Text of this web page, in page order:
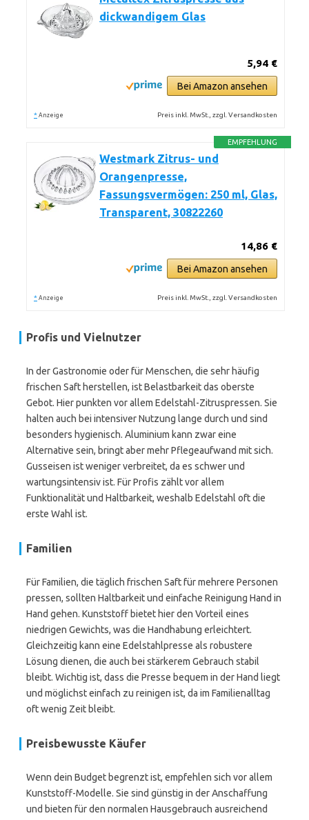
dickwandigem Glas
5,94 €
Bei Amazon ansehen
* Anzeige Preis inkl. MwSt., zzgl. Versandkosten
EMPFEHLUNG
Westmark Zitrus- und
Orangenpresse,
Fassungsvermögen: 250 ml, Glas,
Transparent, 30822260
14,86 €
Bei Amazon ansehen
* Anzeige Preis inkl. MwSt., zzgl. Versandkosten
Profis und Vielnutzer
In der Gastronomie oder für Menschen, die sehr häufig
frischen Saft herstellen, ist Belastbarkeit das oberste
Gebot. Hier punkten vor allem Edelstahl-Zitruspressen. Sie
halten auch bei intensiver Nutzung lange durch und sind
besonders hygienisch. Aluminium kann zwar eine
Alternative sein, bringt aber mehr Pflegeaufwand mit sich.
Gusseisen ist weniger verbreitet, da es schwer und
wartungsintensiv ist. Für Profis zählt vor allem
Funktionalität und Haltbarkeit, weshalb Edelstahl oft die
erste Wahl ist.
Familien
Für Familien, die täglich frischen Saft für mehrere Personen
pressen, sollten Haltbarkeit und einfache Reinigung Hand in
Hand gehen. Kunststoff bietet hier den Vorteil eines
niedrigen Gewichts, was die Handhabung erleichtert.
Gleichzeitig kann eine Edelstahlpresse als robustere
Lösung dienen, die auch bei stärkerem Gebrauch stabil
bleibt. Wichtig ist, dass die Presse bequem in der Hand liegt
und möglichst einfach zu reinigen ist, da im Familienalltag
oft wenig Zeit bleibt.
Preisbewusste Käufer
Wenn dein Budget begrenzt ist, empfehlen sich vor allem
Kunststoff-Modelle. Sie sind günstig in der Anschaffung
und bieten für den normalen Hausgebrauch ausreichend